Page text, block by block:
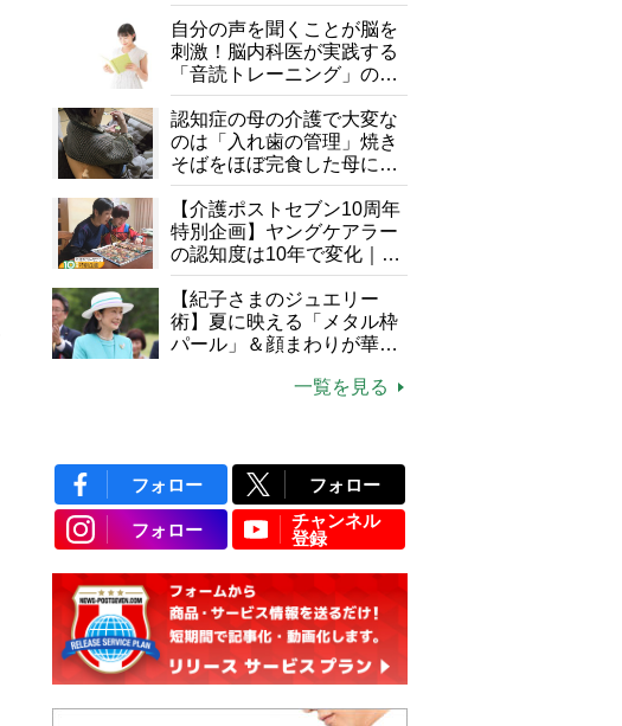
自分の声を聞くことが脳を
刺激！脳内科医が実践する
「音読トレーニング」の極
意
認知症の母の介護で大変な
のは「入れ歯の管理」焼き
そばをほぼ完食した母に息
子が血の気が引いた理由
【介護ポストセブン10周年
特別企画】ヤングケアラー
の認知度は10年で変化｜流
行語大賞にノミネート、法
律にも明記されたが果たし
て現在は？
【紀子さまのジュエリー
術】夏に映える「メタル枠
パール」＆顔まわりが華や
一覧を見る
フォロー フォロー
フォロー
チャンネル
登録